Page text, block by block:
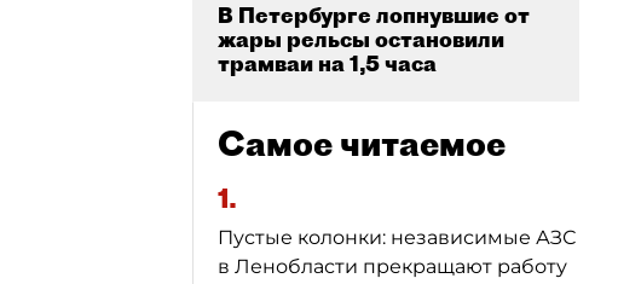
В Петербурге лопнувшие от
жары рельсы остановили
трамваи на 1,5 часа
Самое читаемое
1.
Пустые колонки: независимые АЗС
в Ленобласти прекращают работу